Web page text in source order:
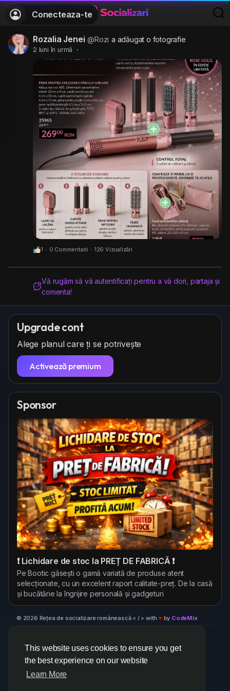
This website uses cookies to ensure you get
the best experience on our website
Learn More
Conecteaza-te
Rozalia Jenei @Rozi a adăugat o fotografie
2 luni în urmă ·
1 · 0 Commentarii · 126 Vizualizări
Vă rugăm să vă autentificați pentru a vă dori, partaja și
comenta!
Upgrade cont
Alege planul care ți se potrivește
Activează premium
Sponsor
❗ Lichidare de stoc la PREȚ DE FABRICĂ ❗
Pe Bootic găsești o gamă variată de produse atent
selecționate, cu un excelent raport calitate-preț. De la casă
și bucătărie la îngrijire personală și gadgeturi
© 2026 Rețea de socializare românească < / > with♥ by CodeMix